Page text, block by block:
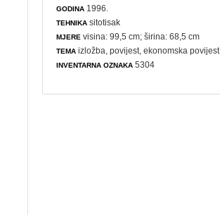
GODINA 1996.
TEHNIKA sitotisak
MJERE visina: 99,5 cm; širina: 68,5 cm
TEMA izložba ,povijest ,ekonomska povijest
INVENTARNA OZNAKA 5304